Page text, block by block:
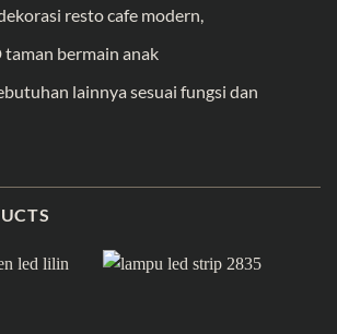
resto cafe modern,
taman bermain anak
lainnya sesuai fungsi dan